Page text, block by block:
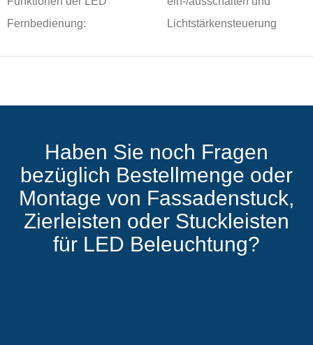
Fernbedienung:
Lichtstärkensteuerung
Haben Sie noch Fragen
bezüglich Bestellmenge oder
Montage von Fassadenstuck,
Zierleisten oder Stuckleisten
für LED Beleuchtung?